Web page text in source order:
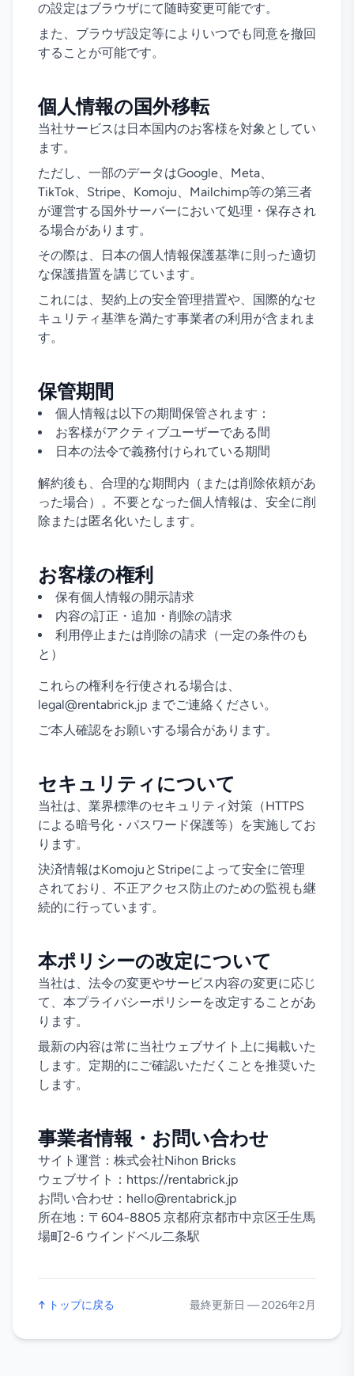
の設定はブラウザにて随時変更可能です。
また、ブラウザ設定等によりいつでも同意を撤回
することが可能です。
個人情報の国外移転
当社サービスは日本国内のお客様を対象としてい
ます。
ただし、一部のデータはGoogle、Meta、
TikTok、Stripe、Komoju、Mailchimp等の第三者
が運営する国外サーバーにおいて処理・保存され
る場合があります。
その際は、日本の個人情報保護基準に則った適切
な保護措置を講じています。
これには、契約上の安全管理措置や、国際的なセ
キュリティ基準を満たす事業者の利用が含まれま
す。
保管期間
個人情報は以下の期間保管されます：
お客様がアクティブユーザーである間
日本の法令で義務付けられている期間
解約後も、合理的な期間内（または削除依頼があ
った場合）。不要となった個人情報は、安全に削
除または匿名化いたします。
お客様の権利
保有個人情報の開示請求
内容の訂正・追加・削除の請求
利用停止または削除の請求（一定の条件のも
と）
これらの権利を行使される場合は、
legal@rentabrick.jp までご連絡ください。
ご本人確認をお願いする場合があります。
セキュリティについて
当社は、業界標準のセキュリティ対策（HTTPS
による暗号化・パスワード保護等）を実施してお
ります。
決済情報はKomojuとStripeによって安全に管理
されており、不正アクセス防止のための監視も継
続的に行っています。
本ポリシーの改定について
当社は、法令の変更やサービス内容の変更に応じ
て、本プライバシーポリシーを改定することがあ
ります。
最新の内容は常に当社ウェブサイト上に掲載いた
します。定期的にご確認いただくことを推奨いた
します。
事業者情報・お問い合わせ
サイト運営：株式会社Nihon Bricks
ウェブサイト：https://rentabrick.jp
お問い合わせ：hello@rentabrick.jp
所在地：〒604-8805 京都府京都市中京区壬生馬
場町2-6 ウインドベル二条駅
↑ トップに戻る 最終更新日 —2026年2月